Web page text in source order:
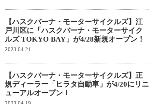
【ハスクバーナ・モーターサイクルズ】江
戸川区に「ハスクバーナ・モーターサイク
ルズ TOKYO BAY」が4/28新規オープン！
2023.04.21
【ハスクバーナ・モーターサイクルズ】正
規ディーラー「ヒラタ自動車」が4/20にリニ
ューアルオープン！
2023.04.19